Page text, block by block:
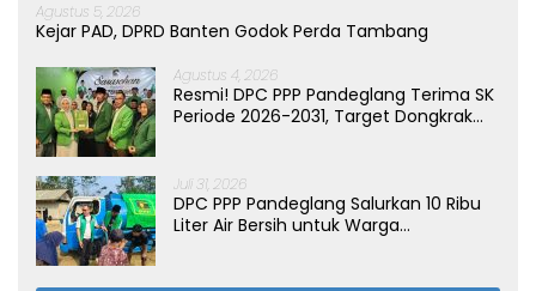
Agustus 5, 2026
Kejar PAD, DPRD Banten Godok Perda Tambang
Agustus 4, 2026
Resmi! DPC PPP Pandeglang Terima SK
Periode 2026-2031, Target Dongkrak
Juli 31, 2026
DPC PPP Pandeglang Salurkan 10 Ribu
Liter Air Bersih untuk Warga